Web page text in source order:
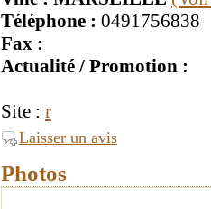
Téléphone : 0491756838
Fax :
Actualité / Promotion :
Site : r
Laisser un avis
Photos